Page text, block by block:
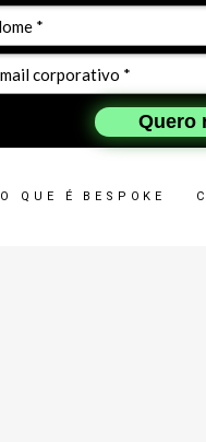
Quero
O QUE É BESPOKE